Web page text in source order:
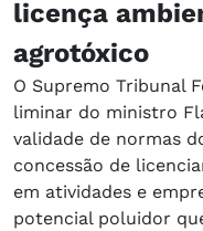
licença
agrotóxico
O Supremo Tribunal
liminar do ministro
validade de normas
concessão de
em atividades e
potencial poluidor